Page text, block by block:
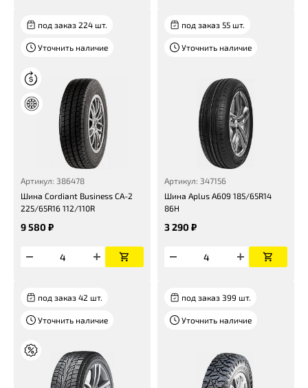
под заказ 224 шт.
Уточнить наличие
Артикул: 386478
Шина Cordiant Business СА-2
225/65R16 112/110R
9 580 ₽
под заказ 55 шт.
Уточнить наличие
Артикул: 347156
Шина Aplus A609 185/65R14
86H
3 290 ₽
под заказ 42 шт.
Уточнить наличие
под заказ 399 шт.
Уточнить наличие